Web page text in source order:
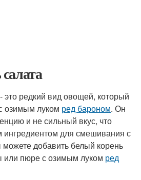
это редкий вид овощей, который
озимым луком ред бароном. Он
и не сильный вкус, что
ингредиентом для смешивания с
добавить белый корень
или пюре с озимым луком ред